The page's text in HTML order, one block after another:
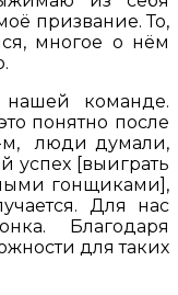
призвание. То,
многое о нём
команде.
понятно после
м, люди думали,
успех [выиграть
гонщиками],
Для нас
Благодаря
для таких